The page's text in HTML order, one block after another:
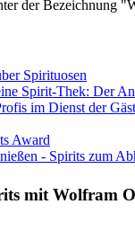
der Bezeichnung
Spirituosen
Spirit-Thek: Der
im Dienst der
Award
- Spirits zum
mit Wolfram